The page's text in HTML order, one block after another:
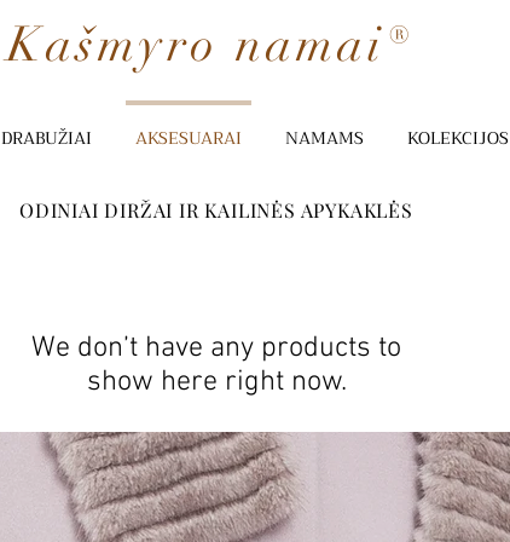
Kašmyro namai®
DRABUŽIAI AKSESUARAI NAMAMS KOLEKCIJOS
ODINIAI DIRŽAI IR KAILINĖS APYKAKLĖS
We don’t have any products to
show here right now.